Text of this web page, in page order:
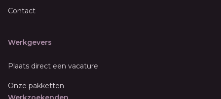
Contact
Werkgevers
Plaats direct een vacature
Onze pakketten